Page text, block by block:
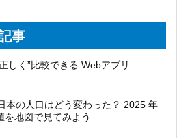
事
しく”比較できる Webアプリ
本の人口はどう変わった？ 2025 年
を地図で見てみよう